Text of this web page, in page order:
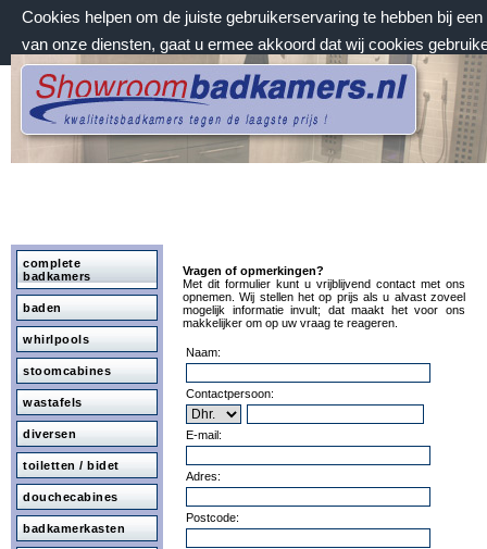
Cookies helpen om de juiste gebruikerservaring te hebben bij
van onze diensten, gaat u ermee akkoord dat wij cookies
donderdag 6 augustus 2026, 15:16 uur
Welkom bij Showroombadkamers.nl
complete
badkamers
baden
whirlpools
stoomcabines
wastafels
diversen
toiletten / bidet
douchecabines
badkamerkasten
Vragen of opmerkingen?
Met dit formulier kunt u vrijblijvend contact met ons
opnemen. Wij stellen het op prijs als u alvast zoveel
mogelijk informatie invult; dat maakt het voor ons
makkelijker om op uw vraag te reageren.
Naam:
Contactpersoon:
E-mail:
Adres:
Postcode: